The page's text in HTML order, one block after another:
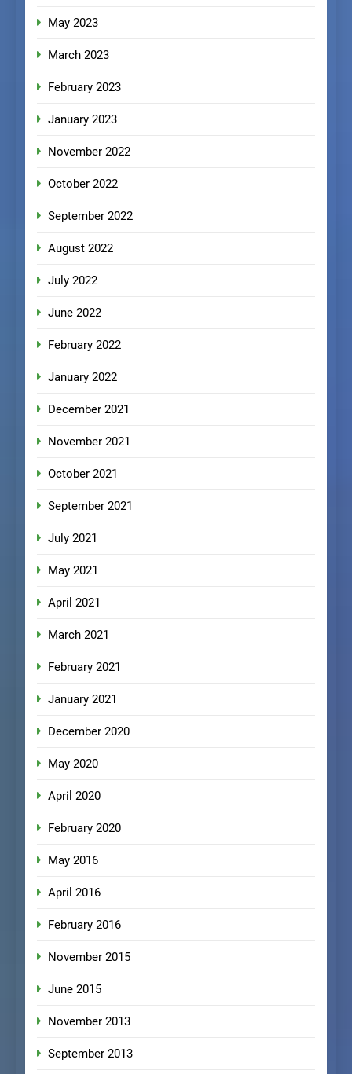
May 2023
March 2023
February 2023
January 2023
November 2022
October 2022
September 2022
August 2022
July 2022
June 2022
February 2022
January 2022
December 2021
November 2021
October 2021
September 2021
July 2021
May 2021
April 2021
March 2021
February 2021
January 2021
December 2020
May 2020
April 2020
February 2020
May 2016
April 2016
February 2016
November 2015
June 2015
November 2013
September 2013